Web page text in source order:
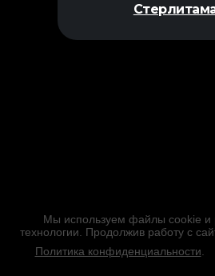
Мы используем файлы cookie и
технологии. Продолжив работу с
Политика конфиденциальности